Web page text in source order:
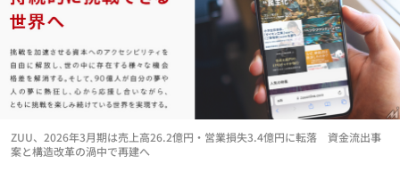
ZUU、2026年3月期は売上高26.2億円・営業損失3.4億円に転落 資金流出事
案と構造改革の渦中で再建へ